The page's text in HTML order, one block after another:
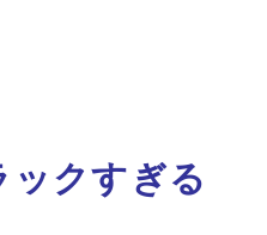
ックすぎる